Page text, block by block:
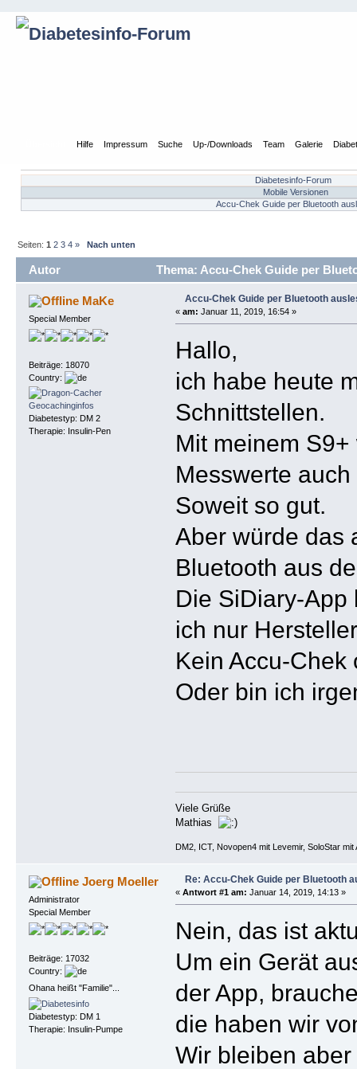
Hilfe Impressum Suche Up-/Downloads Team Galerie
Diabetesinfo-Forum
Mobile Versionen
Accu-Chek Guide per Bluetooth
Seiten:1 2 3 4 » Nach unten
Autor Thema: Accu-Chek Guide per
MaKe
Special Member
Beiträge: 18070
Country:
Diabetestyp: DM 2
Therapie: Insulin-Pen
Accu-Chek Guide per Bluetooth
« am: Januar 11, 2019, 16:54 »
Hallo,
ich habe heute
Schnittstellen.
Mit meinem
Messwerte
Soweit so gut.
Aber würde das
Bluetooth aus
Die SiDiary-App
ich nur
Kein Accu-Chek
Oder bin ich
Viele Grüße
Mathias
DM2, ICT, Novopen4 mit Levemir, SoloStar
Joerg Moeller
Administrator
Special Member
Beiträge: 17032
Country:
Ohana heißt "Familie"...
Diabetestyp: DM 1
Therapie: Insulin-Pumpe
Re: Accu-Chek Guide per Bluetooth
« Antwort #1 am: Januar 14, 2019, 14:13 »
Nein, das ist
Um ein Gerät
der App,
die haben wir
Wir bleiben